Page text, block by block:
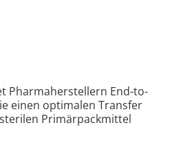
Pharmaherstellern End-to-
einen optimalen Transfer
Primärpackmittel